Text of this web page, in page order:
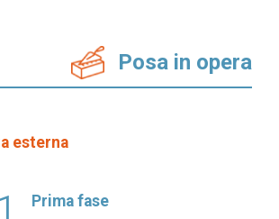
Posa in opera
esterna
Prima fase